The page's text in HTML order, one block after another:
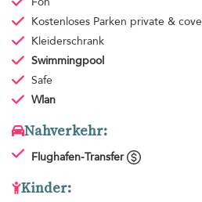
Kostenloses Parken private &
Kleiderschrank
Swimmingpool
Safe
Wlan
Nahverkehr:
Flughafen-Transfer
Kinder: